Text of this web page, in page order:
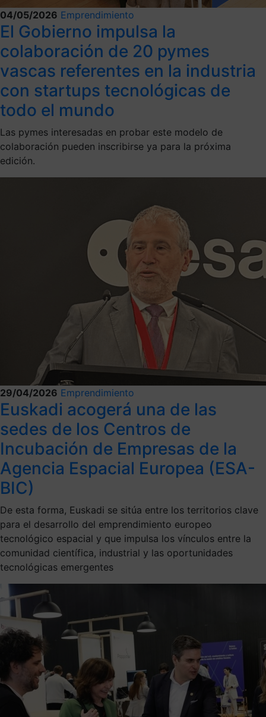
04/05/2026 Emprendimiento
El Gobierno impulsa la
colaboración de 20 pymes
vascas referentes en la industria
con startups tecnológicas de
todo el mundo
Las pymes interesadas en probar este modelo de
colaboración pueden inscribirse ya para la próxima
edición.
29/04/2026 Emprendimiento
Euskadi acogerá una de las
sedes de los Centros de
Incubación de Empresas de la
Agencia Espacial Europea (ESA-
BIC)
De esta forma, Euskadi se sitúa entre los territorios clave
para el desarrollo del emprendimiento europeo
tecnológico espacial y que impulsa los vínculos entre la
comunidad científica, industrial y las oportunidades
tecnológicas emergentes